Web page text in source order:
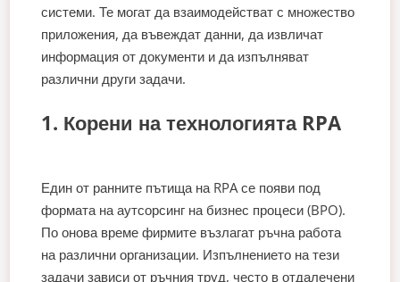
системи. Те могат да взаимодействат с множество
приложения, да въвеждат данни, да извличат
информация от документи и да изпълняват
различни други задачи.
1. Корени на технологията RPA
Един от ранните пътища на RPA се появи под
формата на аутсорсинг на бизнес процеси (BPO).
По онова време фирмите възлагат ръчна работа
на различни организации. Изпълнението на тези
задачи зависи от ръчния труд, често в отдалечени